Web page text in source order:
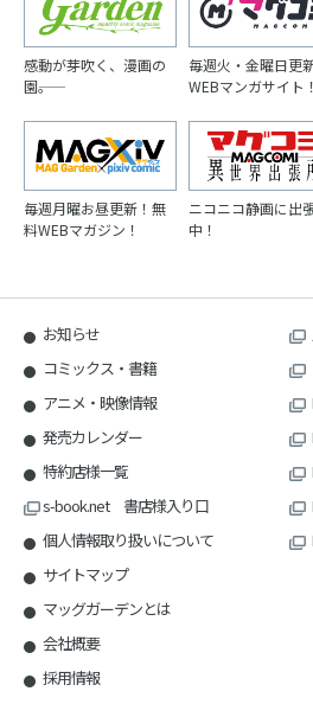
感動が芽吹く、漫画の
園――。
毎週火・金曜日更
WEBマンガサイト！
毎週月曜お昼更新！無
料WEBマガジン！
ニコニコ静画に出
中！
お知らせ
コミックス・書籍
アニメ・映像情報
発売カレンダー
特約店様一覧
s-book.net 書店様入り口
個人情報取り扱いについて
サイトマップ
マッグガーデンとは
会社概要
採用情報